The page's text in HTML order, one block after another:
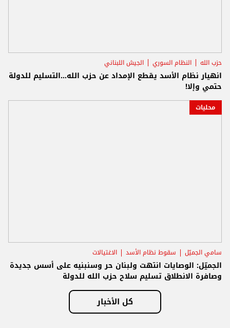
حزب الله النظام السوري الجيش اللبناني
انهيار نظام الأسد يقطع الإمداد عن حزب الله...التسليم للدولة
حتمي وإلا!
محليات
سامي الجميّل سقوط نظام الأسد الاغتيالات
الجميّل: الوصايات انتهت ولبنان حر وسنبنيه على أسس جديدة
وصافرة الانطلاق تسليم سلاح حزب الله للدولة
كل الأخبار